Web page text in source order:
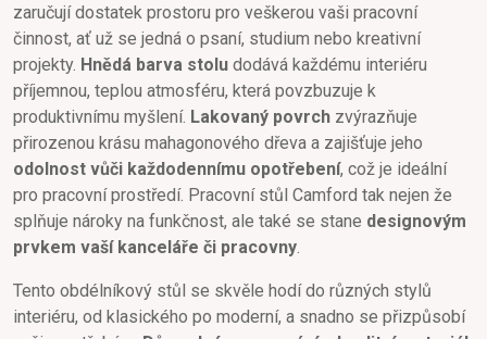
zaručují dostatek prostoru pro veškerou vaši pracovní
činnost, ať už se jedná o psaní, studium nebo kreativní
projekty. Hnědá barva stolu dodává každému interiéru
příjemnou, teplou atmosféru, která povzbuzuje k
produktivnímu myšlení. Lakovaný povrch zvýrazňuje
přirozenou krásu mahagonového dřeva a zajišťuje jeho
odolnost vůči každodennímu opotřebení, což je ideální
pro pracovní prostředí. Pracovní stůl Camford tak nejen že
splňuje nároky na funkčnost, ale také se stane designovým
prvkem vaší kanceláře či pracovny
Tento obdélníkový stůl se skvěle hodí do různých stylů
interiéru, od klasického po moderní, a snadno se přizpůsobí